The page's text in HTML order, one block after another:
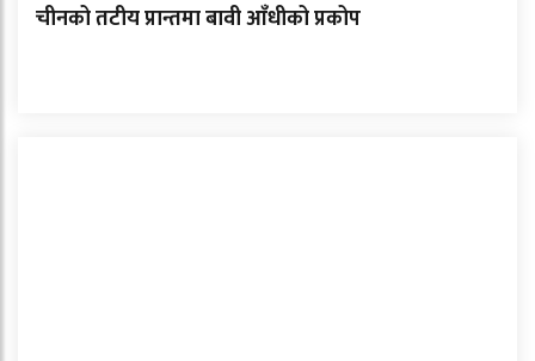
चीनको तटीय प्रान्तमा बावी आँधीको प्रकोप